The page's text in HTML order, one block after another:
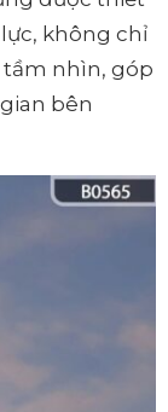
không chỉ
nhìn, góp
bên